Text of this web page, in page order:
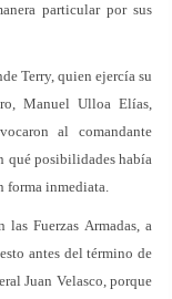
particular por sus
Terry, quien ejercía su
Manuel Ulloa Elías,
al comandante
qué posibilidades había
forma inmediata.
Fuerzas Armadas, a
antes del término de
Juan Velasco, porque